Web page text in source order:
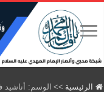
الرئيسية >> الوسم: